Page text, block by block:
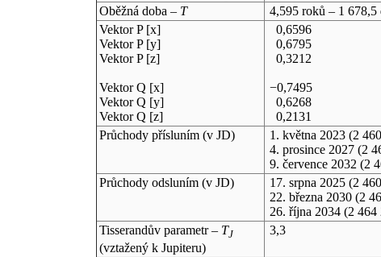
Oběžná doba – T
4,595 roků – 1 678,5
Vektor P [x]
Vektor P [y]
Vektor P [z]
Vektor Q [x]
Vektor Q [y]
Vektor Q [z]
0,6596
0,6795
0,3212
−0,7495
0,6268
0,2131
Průchody přísluním (v JD) 1. května 2023(2
4. prosince 2027(2
9. července 2032 (2
Průchody odsluním (v JD) 17. srpna 2025(2
22. března 2030(2
26. října 2034(2 464
Tisserandův parametr – TJ
(vztažený k Jupiteru)
3,3